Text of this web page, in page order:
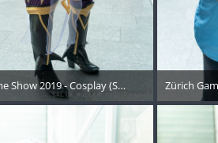
Show 2019 - Cosplay (Samstag) - 158
Oktober 2019
Zürich